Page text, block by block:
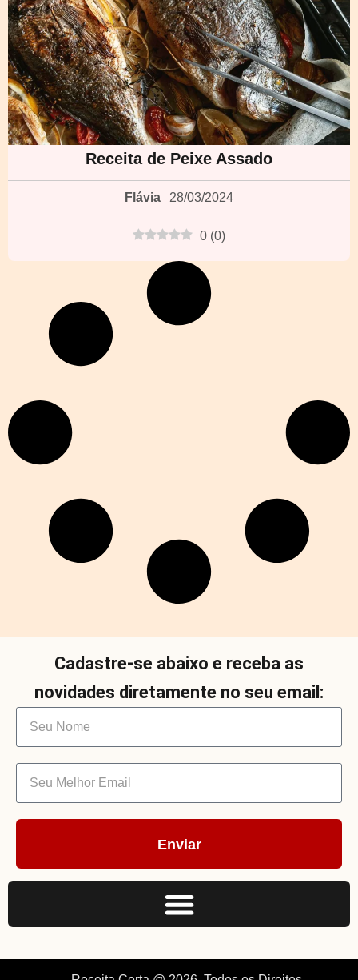
Receita de Peixe Assado
Flávia 28/03/2024
0 (0)
Cadastre-se abaixo e receba as
novidades diretamente no seu email:
Enviar